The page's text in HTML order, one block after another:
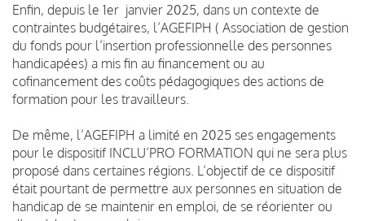
Enfin, depuis le 1er janvier 2025, dans un contexte de
contraintes budgétaires, l’AGEFIPH ( Association de gestion
du fonds pour l’insertion professionnelle des personnes
handicapées) a mis fin au financement ou au
cofinancement des coûts pédagogiques des actions de
formation pour les travailleurs.
De même, l’AGEFIPH a limité en 2025 ses engagements
pour le dispositif INCLU’PRO FORMATION qui ne sera plus
proposé dans certaines régions. L’objectif de ce dispositif
était pourtant de permettre aux personnes en situation de
handicap de se maintenir en emploi, de se réorienter ou